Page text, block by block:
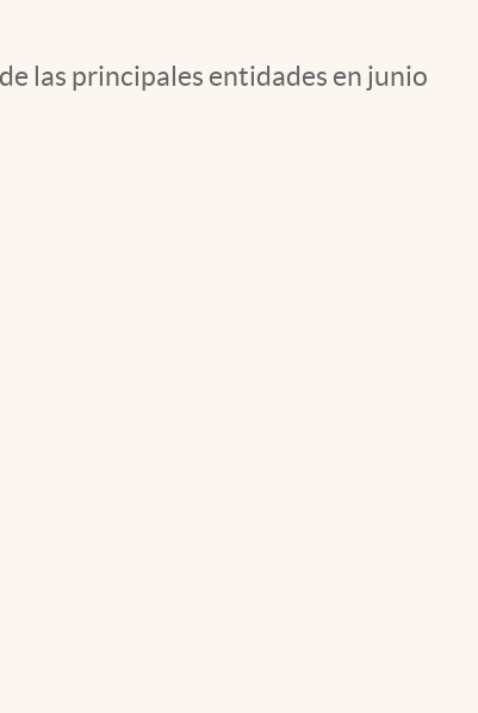
las principales entidades en junio